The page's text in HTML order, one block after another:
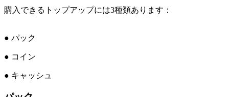
購入できるトップアップには3種類あります：
● パック
● コイン
● キャッシュ